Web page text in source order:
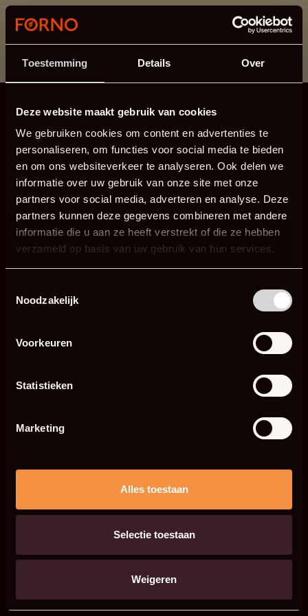
Toestemming Details Over
Deze website maakt gebruik van cookies
We gebruiken cookies om content en advertenties te
personaliseren, om functies voor social media te bieden
en om ons websiteverkeer te analyseren. Ook delen we
informatie over uw gebruik van onze site met onze
partners voor social media, adverteren en analyse. Deze
partners kunnen deze gegevens combineren met andere
informatie die u aan ze heeft verstrekt of die ze hebben
verzameld op basis van uw gebruik van hun services.
Noodzakelijk
Voorkeuren
Statistieken
Marketing
Alles toestaan
Selectie toestaan
Weigeren
Dit onderdeel is momenteel in onderhoud.
Als je informatie mist kun je ons bellen +31 413 274
168 of mailen
info@forno.eu.